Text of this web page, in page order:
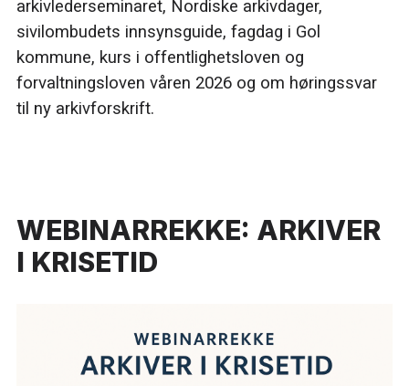
arkivlederseminaret, Nordiske arkivdager,
sivilombudets innsynsguide, fagdag i Gol
kommune, kurs i offentlighetsloven og
forvaltningsloven våren 2026 og om høringssvar
til ny arkivforskrift.
WEBINARREKKE: ARKIVER
I KRISETID